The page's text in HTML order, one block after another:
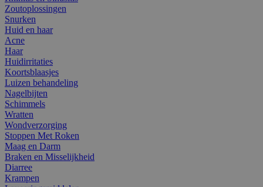
Zoutoplossingen
Snurken
Huid en haar
Acne
Haar
Huidirritaties
Koortsblaasjes
Luizen behandeling
Nagelbijten
Schimmels
Wratten
Wondverzorging
Stoppen Met Roken
Maag en Darm
Braken en Misselijkheid
Diarree
Krampen